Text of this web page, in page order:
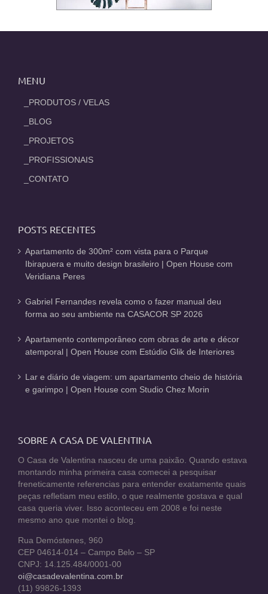
MENU
_PRODUTOS / VELAS
_BLOG
_PROJETOS
_PROFISSIONAIS
_CONTATO
POSTS RECENTES
Apartamento de 300m² com vista para o Parque
Ibirapuera e muito design brasileiro | Open House com
Veridiana Peres
Gabriel Fernandes revela como o fazer manual deu
forma ao seu ambiente na CASACOR SP 2026
Apartamento contemporâneo com obras de arte e décor
atemporal | Open House com Estúdio Glik de Interiores
Lar e diário de viagem: um apartamento cheio de história
e garimpo | Open House com Studio Chez Morin
SOBRE A CASA DE VALENTINA
O Casa de Valentina nasceu de uma paixão. Quando estava
montando minha primeira casa comecei a pesquisar
freneticamente referencias para entender exatamente quais
peças refletiam meu estilo, o que realmente gostava e qual
casa queria viver. Isso aconteceu em 2008 e foi neste
mesmo ano que montei o blog.
Rua Demóstenes, 960
CEP 04614-014 – Campo Belo – SP
CNPJ: 14.125.484/0001-00
oi@casadevalentina.com.br
(11) 99826-1393